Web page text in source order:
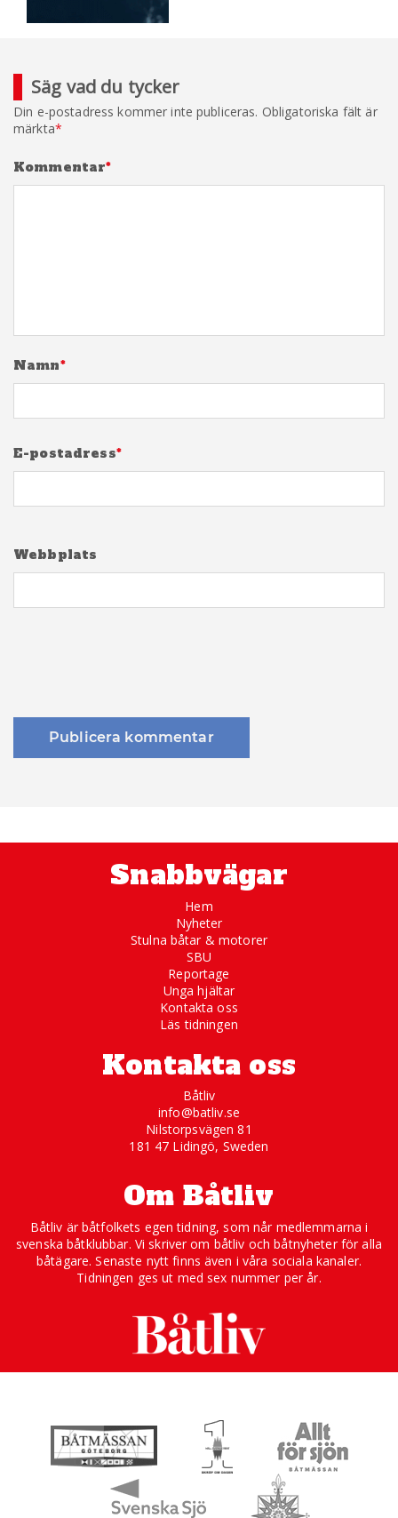
Säg vad du tycker
Din e-postadress kommer inte publiceras. Obligatoriska fält är
märkta*
Kommentar*
Namn*
E-postadress*
Webbplats
Snabbvägar
Hem
Nyheter
Stulna båtar & motorer
SBU
Reportage
Unga hjältar
Kontakta oss
Läs tidningen
Kontakta oss
Båtliv
info@batliv.se
Nilstorpsvägen 81
181 47 Lidingö, Sweden
Om Båtliv
Båtliv är båtfolkets egen tidning, som når medlemmarna i
svenska båtklubbar. Vi skriver om båtliv och båtnyheter för alla
båtägare. Senaste nytt finns även i våra sociala kanaler.
Tidningen ges ut med sex nummer per år.